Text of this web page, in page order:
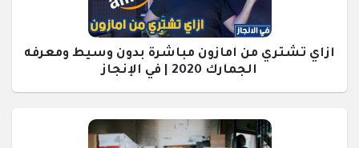
ازاي تشتري من امازون مباشرة بدون وسيط ومعرفه
الجمارك 2020 | في الإنجاز